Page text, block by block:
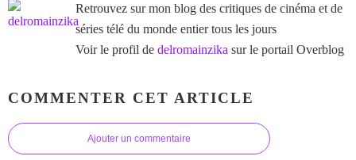
Retrouvez sur mon blog des critiques de cinéma et de
séries télé du monde entier tous les jours
Voir le profil de delromainzika sur le portail Overblog
COMMENTER CET ARTICLE
Ajouter un commentaire